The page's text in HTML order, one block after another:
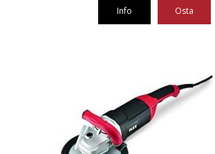
Info Osta